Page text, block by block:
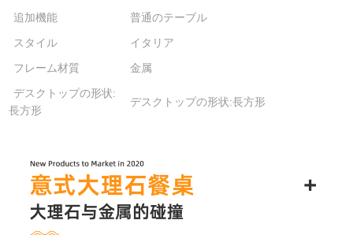
追加機能
普通のテーブル
スタイル
イタリア
フレーム材質
金属
デスクトップの形状:
長方形
デスクトップの形状:長方形